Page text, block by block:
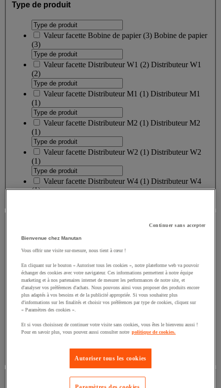
Type de produit
Valeur facette Bobine de papier(3) Bobine de papier
(3)
Valeur facette Distributeur W1 (2) Distributeur W1
(2)
Valeur facette Distributeur M1 (1) Distributeur M1
(1)
Valeur facette Distributeur M2 (1) Distributeur M2
(1)
Valeur facette Distributeur W2 (1) Distributeur W2
(1)
Valeur facette Distributeur W4 (1) Distributeur W4
(1)
Coloris
Valeur facette Blanc(5) Blanc(5)
Valeur facette Bleu(5) Bleu (5)
Valeur facette Noir(4) Noir(4)
Valeur facette Rouge(3) Rouge(3)
Valeur facette Turquoise(1) Turquoise
Continuer sans accepter
Bienvenue chez Manutan
Vous offrir une visite sur-mesure, nous tient à cœur !
En cliquant sur le bouton « Autoriser tous les cookies », notre plateforme web va pouvoir
échanger des cookies avec votre navigateur. Ces informations permettent à notre équipe
marketing et à nos partenaires internet de mesurer les performances de notre site, et
d'analyser vos préférences d'achats. Nous pouvons ainsi vous proposer des produits encore
plus adaptés à vos besoins et de la publicité appropriée. Si vous souhaitez plus
d'informations sur les finalités et choisir vos préférences par type de cookies, cliquez sur
« Paramètres des cookies ».
Et si vous choisissez de continuer votre visite sans cookies, vous êtes le bienvenu aussi !
Pour en savoir plus, vous pouvez aussi consulter notre politique de cookies.
Autoriser tous les cookies